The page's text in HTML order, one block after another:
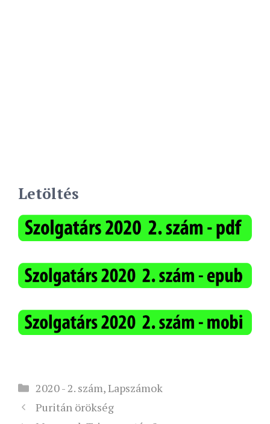
Letöltés
Kategória
2020 - 2. szám,Lapszámok
Puritán örökség